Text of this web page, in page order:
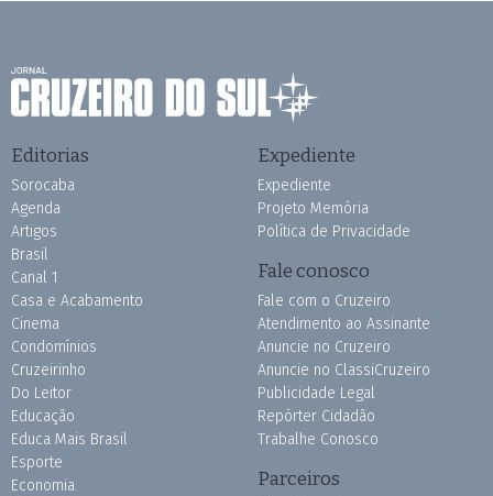
Editorias
Sorocaba
Agenda
Artigos
Brasil
Canal 1
Casa e Acabamento
Cinema
Condomínios
Cruzeirinho
Do Leitor
Educação
Educa Mais Brasil
Esporte
Economia
Expediente
Expediente
Projeto Memória
Política de Privacidade
Fale conosco
Fale com o Cruzeiro
Atendimento ao Assinante
Anuncie no Cruzeiro
Anuncie no ClassiCruzeiro
Publicidade Legal
Repórter Cidadão
Trabalhe Conosco
Parceiros